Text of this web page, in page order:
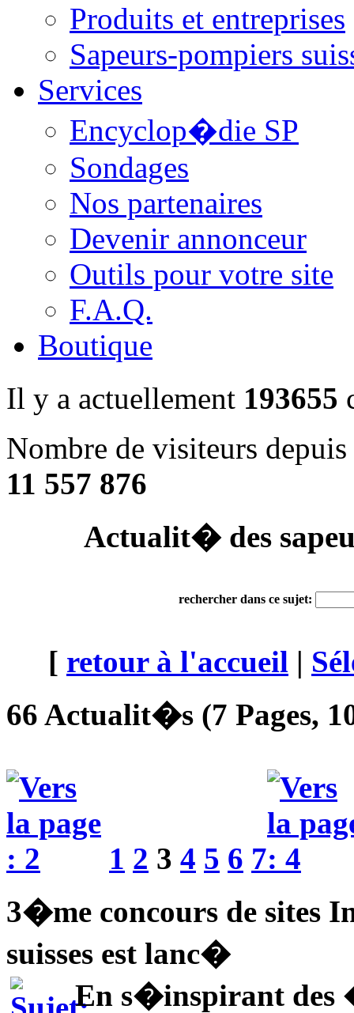
Produits et entreprises
Sapeurs-pompiers
Services
Encyclop�die SP
Sondages
Nos partenaires
Devenir annonceur
Outils pour votre site
F.A.Q.
Boutique
Il y a actuellement 193655
Nombre de visiteurs
11 557 876
Actualit� des
rechercher dans ce sujet:
[ retour à l'accueil |
66 Actualit�s (7 Pages,
1 2 3 4 5 6 7
3�me concours de sites
suisses est lanc�
En s�inspirant